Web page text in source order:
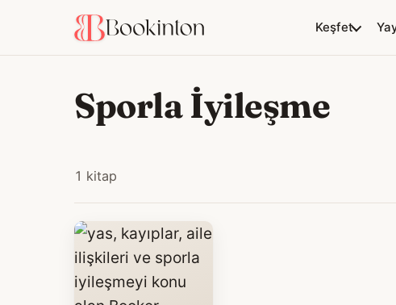
Keşfet
Sporla İyileşme
1 kitap